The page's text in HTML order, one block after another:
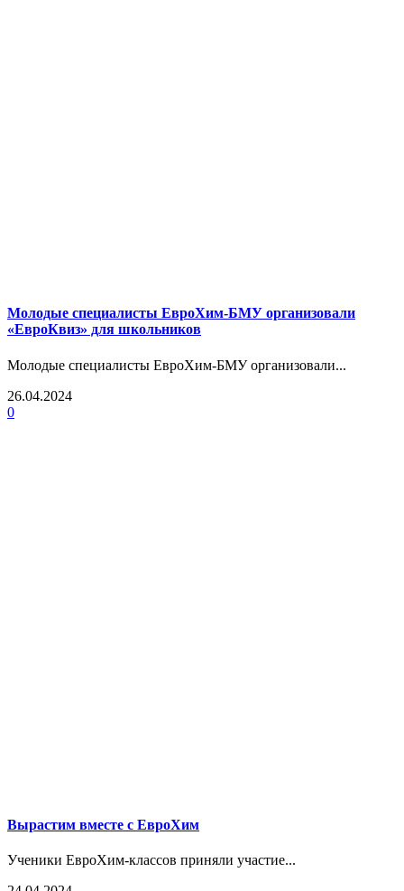
Молодые специалисты ЕвроХим-БМУ организовали
«ЕвроКвиз» для школьников
Молодые специалисты ЕвроХим-БМУ организовали...
26.04.2024
0
Вырастим вместе с ЕвроХим
Ученики ЕвроХим-классов приняли участие...